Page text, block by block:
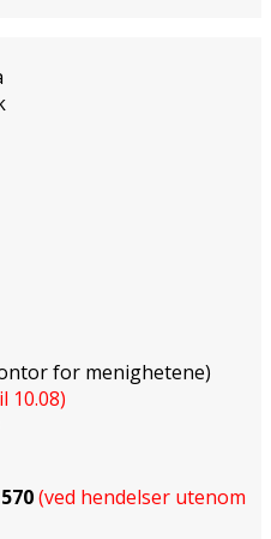
for menighetene)
10.08)
(ved hendelser utenom